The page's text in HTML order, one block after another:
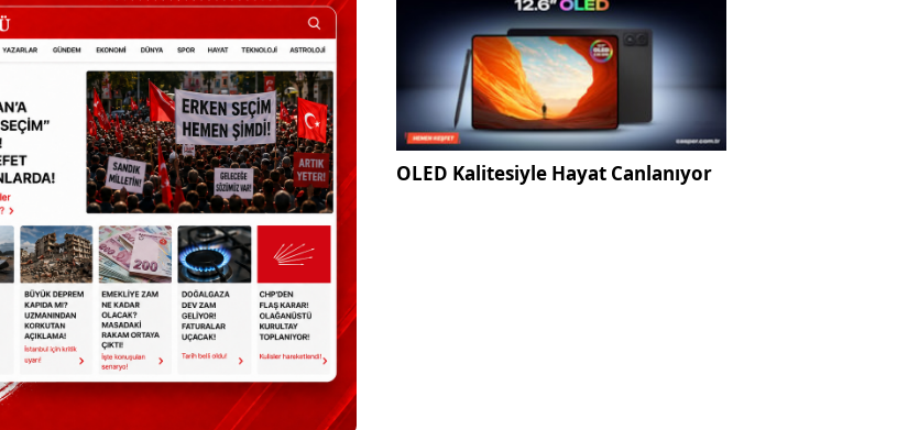
OLED Kalitesiyle Hayat Canlanıyor